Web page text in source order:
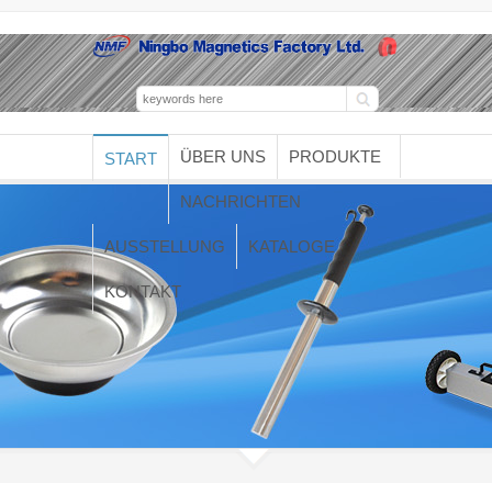
START ÜBER UNS PRODUKTE
NACHRICHTEN
AUSSTELLUNG KATALOGE
KONTAKT